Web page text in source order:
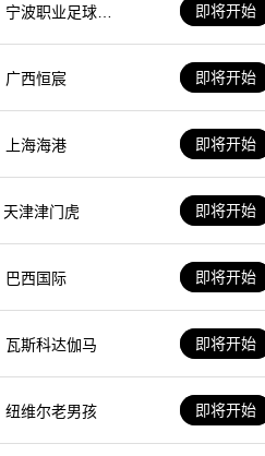
宁波职业足球俱
即将开始
广西恒宸 即将开始
上海海港 即将开始
天津津门虎 即将开始
巴西国际 即将开始
瓦斯科达伽马 即将开始
纽维尔老男孩 即将开始